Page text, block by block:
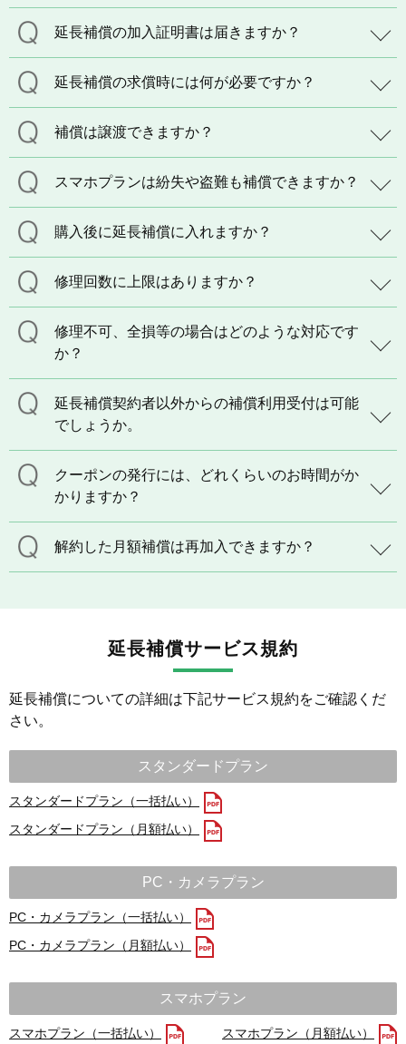
延長補償の加入証明書は届きますか？
延長補償の求償時には何が必要ですか？
補償は譲渡できますか？
スマホプランは紛失や盗難も補償できますか？
購入後に延長補償に入れますか？
修理回数に上限はありますか？
修理不可、全損等の場合はどのような対応です
か？
延長補償契約者以外からの補償利用受付は可能
でしょうか。
クーポンの発行には、どれくらいのお時間がか
かりますか？
解約した月額補償は再加入できますか？
延長補償サービス規約
延長補償についての詳細は下記サービス規約をご確認くだ
さい。
スタンダードプラン
スタンダードプラン（一括払い）
スタンダードプラン（月額払い）
PC・カメラプラン
PC・カメラプラン（一括払い）
PC・カメラプラン（月額払い）
スマホプラン
スマホプラン（一括払い） スマホプラン（月額払い）